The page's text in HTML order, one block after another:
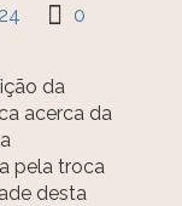
0
da
acerca da
pela troca
desta